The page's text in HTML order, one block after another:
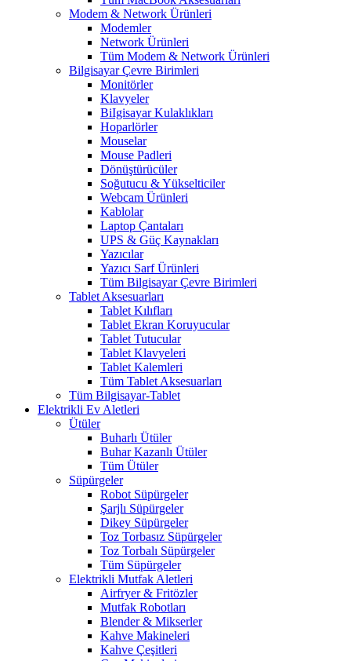
Modem & Network Ürünleri
Modemler
Network Ürünleri
Tüm Modem & Network Ürünleri
Bilgisayar Çevre Birimleri
Monitörler
Klavyeler
BiIgisayar Kulaklıkları
Hoparlörler
Mouselar
Mouse Padleri
Dönüştürücüler
Soğutucu & Yükselticiler
Webcam Ürünleri
Kablolar
Laptop Çantaları
UPS & Güç Kaynakları
Yazıcılar
Yazıcı Sarf Ürünleri
Tüm Bilgisayar Çevre Birimleri
Tablet Aksesuarları
Tablet Kılıfları
Tablet Ekran Koruyucular
Tablet Tutucular
Tablet Klavyeleri
Tablet Kalemleri
Tüm Tablet Aksesuarları
Tüm Bilgisayar-Tablet
Elektrikli Ev Aletleri
Ütüler
Buharlı Ütüler
Buhar Kazanlı Ütüler
Tüm Ütüler
Süpürgeler
Robot Süpürgeler
Şarjlı Süpürgeler
Dikey Süpürgeler
Toz Torbasız Süpürgeler
Toz Torbalı Süpürgeler
Tüm Süpürgeler
Elektrikli Mutfak Aletleri
Airfryer & Fritözler
Mutfak Robotları
Blender & Mikserler
Kahve Makineleri
Kahve Çeşitleri